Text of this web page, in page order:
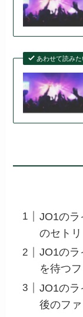
あわせて読みた
JO1のラ
のセトリ
JO1のラ
を待つ
JO1のラ
後のフ